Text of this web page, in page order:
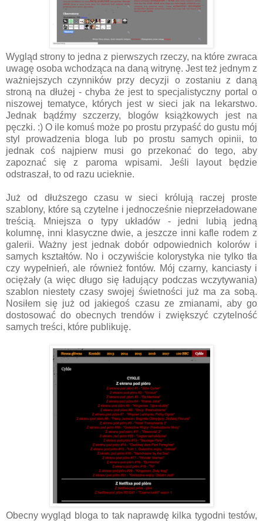
Wygląd strony to jedna z pierwszych rzeczy, na które zwraca
uwagę osoba wchodząca na daną witrynę. Jest też jednym z
ważniejszych czynników przy decyzji o zostaniu z daną
stroną na dłużej - chyba że jest to specjalistyczny portal o
niszowej tematyce, których jest w sieci jak na lekarstwo.
Jednak bądźmy szczerzy, blogów książkowych jest na
pęczki. :) O ile komuś może po prostu przypaść do gustu mój
styl prowadzenia bloga lub po prostu samych opinii, to
jednak coś najpierw musi go przekonać do tego, aby
zapoznać się z paroma wpisami. Jeśli layout będzie
odstraszał, to od razu ucieknie.
Już od dłuższego czasu w sieci królują raczej proste
szablony, które są czytelne i jednocześnie nieprzeładowane
treścią. Mniejsza o typy układów - jedni lubią jedną
kolumnę, inni klasyczne dwie, a jeszcze inni kafle rodem z
galerii. Ważny jest jednak dobór odpowiednich kolorów i
samych kształtów. No i oczywiście kolorystyka nie tylko tła
czy wypełnień, ale również fontów. Mój czarny, kanciasty i
ociężały (a więc długo się ładujący podczas wczytywania)
szablon niestety czasy swojej świetności już ma za sobą.
Nosiłem się już od jakiegoś czasu ze zmianami, aby go
dostosować do obecnych trendów i zwiększyć czytelność
samych treści, które publikuję.
Obecny wygląd bloga to tak naprawdę kilka tygodni testów,